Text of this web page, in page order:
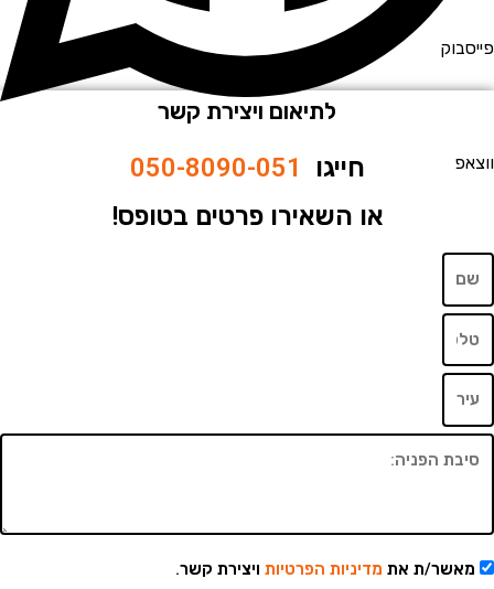
לתיאום ויצירת קשר
חייגו050-8090-051
או השאירו פרטים בטופס!
ת אתמדיניות הפרטיותויצירת קשר.